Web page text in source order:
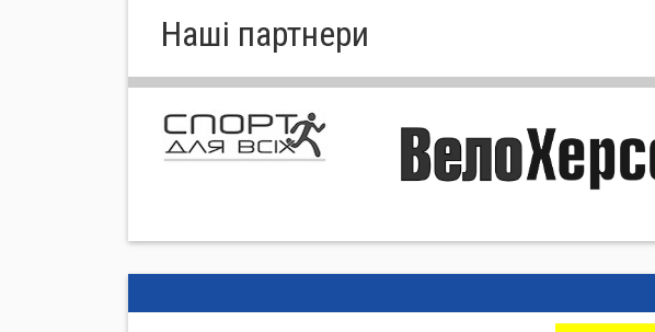
Нашi партнери